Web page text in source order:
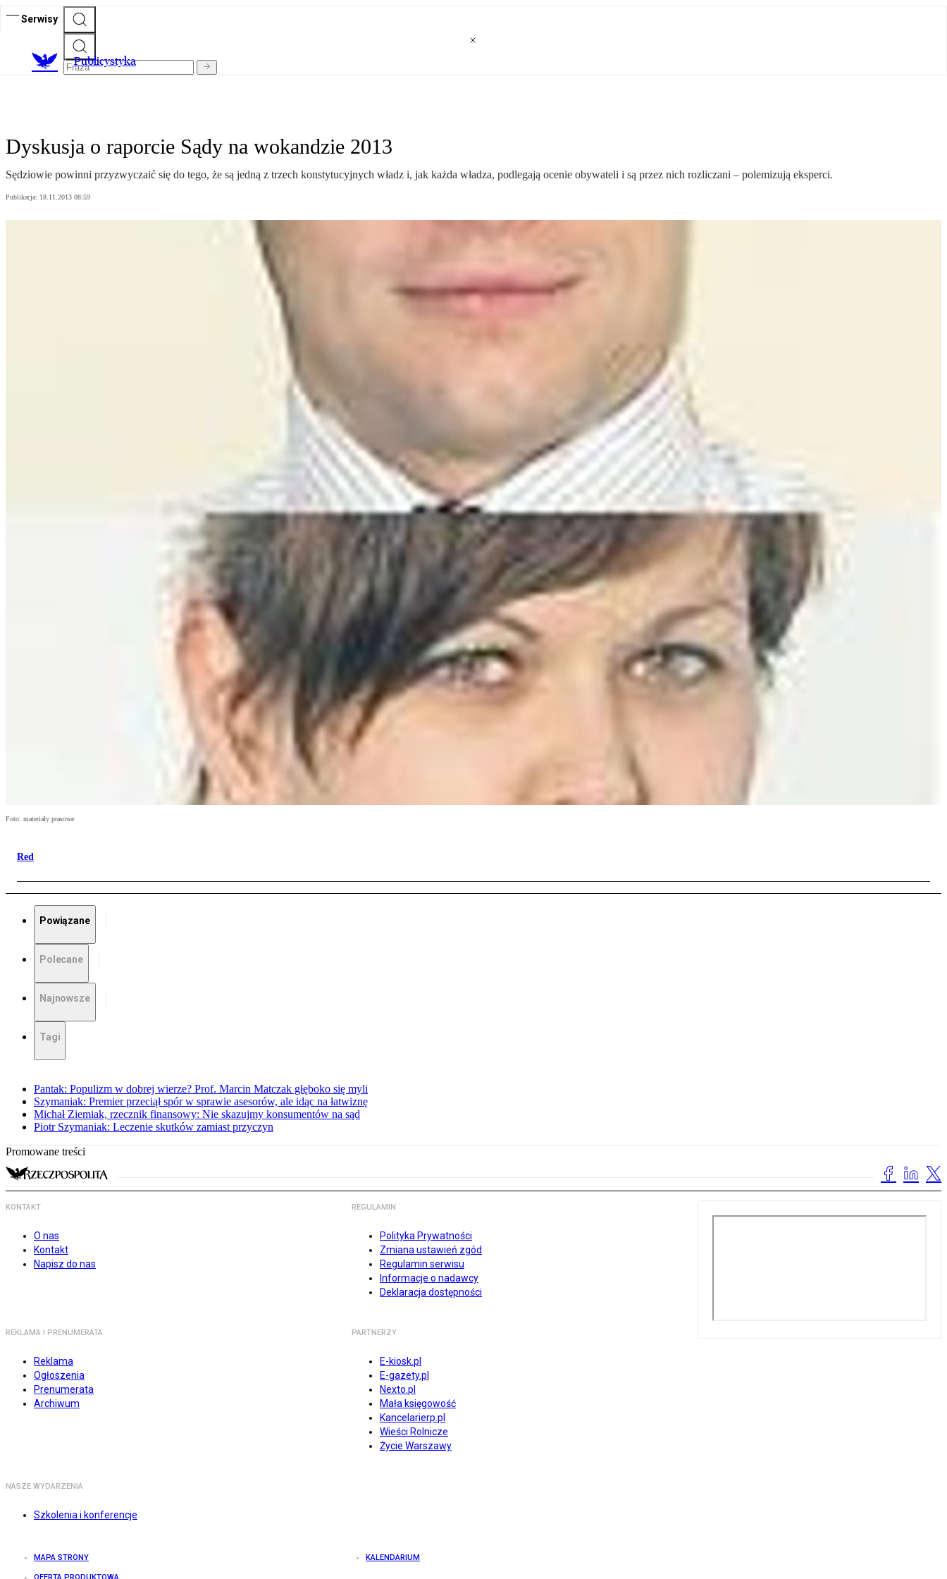
Serwisy
Publicystyka
Dyskusja o raporcie Sądy na wokandzie 2013
Sędziowie powinni przyzwyczaić się do tego, że są jedną z trzech konstytucyjnych władz i, jak każda władza, podlegają ocenie obywateli i są przez nich rozliczani – polemizują eksperci.
Publikacja: 18.11.2013 08:59
Foto: materiały prasowe
Red
Powiązane
Polecane
Najnowsze
Tagi
Pantak: Populizm w dobrej wierze? Prof. Marcin Matczak głęboko się myli
Szymaniak: Premier przeciął spór w sprawie asesorów, ale idąc na łatwiznę
Michał Ziemiak, rzecznik finansowy: Nie skazujmy konsumentów na sąd
Piotr Szymaniak: Leczenie skutków zamiast przyczyn
Promowane treści
KONTAKT
O nas
Kontakt
Napisz do nas
REGULAMIN
Polityka Prywatności
Zmiana ustawień zgód
Regulamin serwisu
Informacje o nadawcy
Deklaracja dostępności
REKLAMA I PRENUMERATA
Reklama
Ogłoszenia
Prenumerata
Archiwum
PARTNERZY
E-kiosk.pl
E-gazety.pl
Nexto.pl
Mała księgowość
Kancelarierp.pl
Wieści Rolnicze
Życie Warszawy
NASZE WYDARZENIA
Szkolenia i konferencje
MAPA STRONY KALENDARIUM